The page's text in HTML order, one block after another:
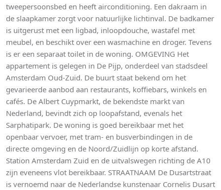
tweepersoonsbed en heeft airconditioning. Een dakraam in
de slaapkamer zorgt voor natuurlijke lichtinval. De badkamer
is uitgerust met een ligbad, inloopdouche, wastafel met
meubel, en beschikt over een wasmachine en droger. Tevens
is er een separaat toilet in de woning. OMGEVING Het
appartement is gelegen in De Pijp, onderdeel van stadsdeel
Amsterdam Oud-Zuid. De buurt staat bekend om het
gevarieerde aanbod aan restaurants, koffiebars, winkels en
cafés. De Albert Cuypmarkt, de bekendste markt van
Nederland, bevindt zich op loopafstand, evenals het
Sarphatipark. De woning is goed bereikbaar met het
openbaar vervoer, met tram- en busverbindingen in de
directe omgeving en de Noord/Zuidlijn op korte afstand.
Station Amsterdam Zuid en de uitvalswegen richting de A10
zijn eveneens vlot bereikbaar. STRAATNAAM De Dusartstraat
is vernoemd naar de Nederlandse kunstenaar Cornelis Dusart